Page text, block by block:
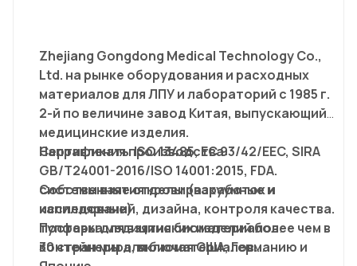
Zhejiang Gongdong Medical Technology Co.,
Ltd. на рынке оборудования и расходных
материалов для ЛПУ и лабораторий с 1985 г.
2-й по величине завод Китая, выпускающий
медицинские изделия.
Сертификаты ISO 13485, EC 93/42/EEC, SIRA
GB/T24001-2016/ISO 14001:2015, FDA.
Собственные отделы разработок и
исследований, дизайна, контроля качества.
Поставка медицинских изделий более чем в
30 стран мира, включая США, Германию и
Направления производства:
системы взятия крови (вакуумные и
капиллярные).
тупферы для взятия биоматериалов.
контейнеры для биоматериалов.